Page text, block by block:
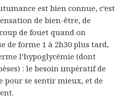
est bien connue, c’est
de bien-être, de
de fouet quand on
de forme 1 à 2h30 plus tard,
l’hypoglycémie (dont
: le besoin impératif de
pour se sentir mieux, et de